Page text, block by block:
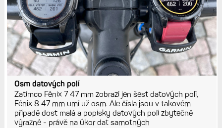
Osm datových polí
Zatímco Fénix 7 47 mm zobrazí jen šest datových polí,
Fénix 8 47 mm umí už osm. Ale čísla jsou v takovém
případě dost malá a popisky datových polí zbytečně
výrazné - právě na úkor dat samotných